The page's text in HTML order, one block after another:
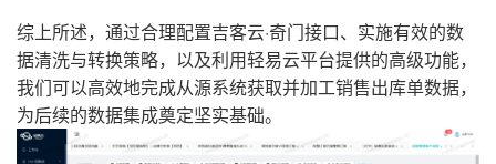
综上所述，通过合理配置吉客云·奇门接口、实施有效的数
据清洗与转换策略，以及利用轻易云平台提供的高级功能，
我们可以高效地完成从源系统获取并加工销售出库单数据，
为后续的数据集成奠定坚实基础。